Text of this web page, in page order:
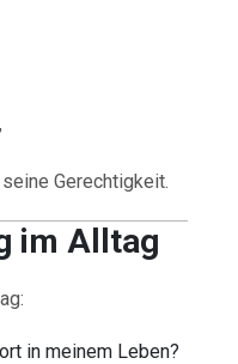
Gerechtigkeit.
im Alltag
in meinem Leben?